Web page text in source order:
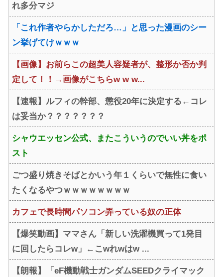
ｗ
れ多分マジ
「これ作者やらかしただろ…」と思った漫画のシー
ン挙げてけｗｗｗ
【画像】お前らこの超美人容疑者が、整形か否か判
定して！！→画像がこちらw w w...
【速報】ルフィの幹部、懲役20年に決定する←コレ
は妥当か？？？？？？？
シャウエッセン公式、またこういうのでいい丼をポ
スト
ごつ盛り焼きそばとかいう年１くらいで無性に食い
たくなるやつｗｗｗｗｗｗｗｗ
カフェで長時間パソコン弄っている奴の正体
【爆笑動画】ママさん「新しい洗濯機買って1発目
に回したらコレw」←こwれwはw ...
【朗報】「eF機動戦士ガンダムSEEDクライマック